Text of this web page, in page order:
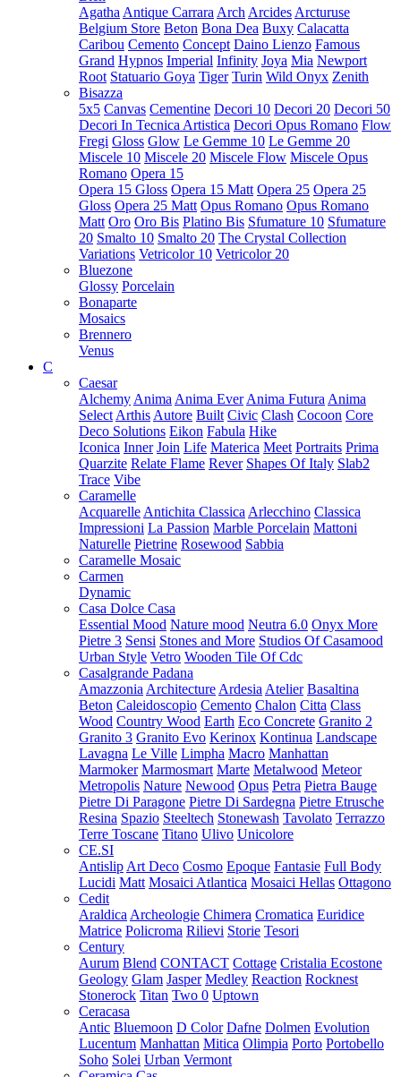
Agatha Antique Carrara Arch Arcides Arcturuse
Belgium Store Beton Bona Dea Buxy Calacatta
Caribou Cemento Concept Daino Lienzo Famous
Grand Hypnos Imperial Infinity Joya Mia Newport
Root Statuario Goya Tiger Turin Wild Onyx Zenith
Bisazza
5x5 Canvas Cementine Decori 10 Decori 20 Decori 50
Decori In Tecnica Artistica Decori Opus Romano Flow
Fregi Gloss Glow Le Gemme 10 Le Gemme 20
Miscele 10 Miscele 20 Miscele Flow Miscele Opus
Romano Opera 15
Opera 15 Gloss Opera 15 Matt Opera 25 Opera 25
Gloss Opera 25 Matt Opus Romano Opus Romano
Matt Oro Oro Bis Platino Bis Sfumature 10 Sfumature
20 Smalto 10 Smalto 20 The Crystal Collection
Variations Vetricolor 10 Vetricolor 20
Bluezone
Glossy Porcelain
Bonaparte
Mosaics
Brennero
Venus
C
Caesar
Alchemy Anima Anima Ever Anima Futura Anima
Select Arthis Autore Built Civic Clash Cocoon Core
Deco Solutions Eikon Fabula Hike
Iconica Inner Join Life Materica Meet Portraits Prima
Quarzite Relate Flame Rever Shapes Of Italy Slab2
Trace Vibe
Caramelle
Acquarelle Antichita Classica Arlecchino Classica
Impressioni La Passion Marble Porcelain Mattoni
Naturelle Pietrine Rosewood Sabbia
Caramelle Mosaic
Carmen
Dynamic
Casa Dolce Casa
Essential Mood Nature mood Neutra 6.0 Onyx More
Pietre 3 Sensi Stones and More Studios Of Casamood
Urban Style Vetro Wooden Tile Of Cdc
Casalgrande Padana
Amazzonia Architecture Ardesia Atelier Basaltina
Beton Caleidoscopio Cemento Chalon Citta Class
Wood Country Wood Earth Eco Concrete Granito 2
Granito 3 Granito Evo Kerinox Kontinua Landscape
Lavagna Le Ville Limpha Macro Manhattan
Marmoker Marmosmart Marte Metalwood Meteor
Metropolis Nature Newood Opus Petra Pietra Bauge
Pietre Di Paragone Pietre Di Sardegna Pietre Etrusche
Resina Spazio Steeltech Stonewash Tavolato Terrazzo
Terre Toscane Titano Ulivo Unicolore
CE.SI
Antislip Art Deco Cosmo Epoque Fantasie Full Body
Lucidi Matt Mosaici Atlantica Mosaici Hellas Ottagono
Cedit
Araldica Archeologie Chimera Cromatica Euridice
Matrice Policroma Rilievi Storie Tesori
Century
Aurum Blend CONTACT Cottage Cristalia Ecostone
Geology Glam Jasper Medley Reaction Rocknest
Stonerock Titan Two 0 Uptown
Ceracasa
Antic Bluemoon D Color Dafne Dolmen Evolution
Lucentum Manhattan Mitica Olimpia Porto Portobello
Soho Solei Urban Vermont